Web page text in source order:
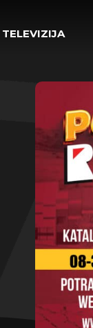
TELEVIZIJA